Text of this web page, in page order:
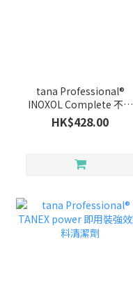
tana Professional®
INOXOL Complete 不鏽
鋼全面護理清潔劑
HK$428.00